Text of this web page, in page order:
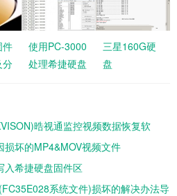
件
分
使用PC-3000
处理希捷硬盘
HD103SJBSY
长亮后停转,
终端报错LED
1A04的数据
三星160G硬
盘
案例
晧视通监控视频数据恢复软
坏的MP4&MOV视频文件
入希捷硬盘固件区
系统文件)损坏的解决办法导